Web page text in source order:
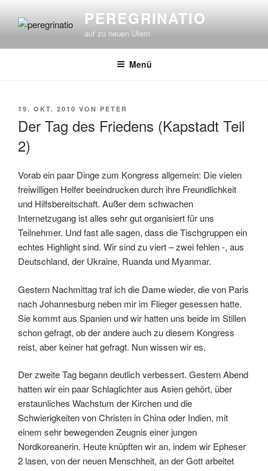
Inhalt
PEREGRINATIO
auf zu neuen Ufern
Menü
VERÖFFENTLICHT
19. OKT. 2010 VON PETER
Der Tag des Friedens (Kapstadt Teil
2)
Vorab ein paar Dinge zum Kongress allgemein: Die vielen
freiwilligen Helfer beeindrucken durch ihre Freundlichkeit
und Hilfsbereitschaft. Außer dem schwachen
Internetzugang ist alles sehr gut organisiert für uns
Teilnehmer. Und fast alle sagen, dass die Tischgruppen ein
echtes Highlight sind. Wir sind zu viert – zwei fehlen -, aus
Deutschland, der Ukraine, Ruanda und Myanmar.
Gestern Nachmittag traf ich die Dame wieder, die von Paris
nach Johannesburg neben mir im Flieger gesessen hatte.
Sie kommt aus Spanien und wir hatten uns beide im Stillen
schon gefragt, ob der andere auch zu diesem Kongress
reist, aber keiner hat gefragt. Nun wissen wir es.
Der zweite Tag begann deutlich verbessert. Gestern Abend
hatten wir ein paar Schlaglichter aus Asien gehört, über
erstaunliches Wachstum der Kirchen und die
Schwierigkeiten von Christen in China oder Indien, mit
einem sehr bewegenden Zeugnis einer jungen
Nordkoreanerin. Heute knüpften wir an, indem wir Epheser
2 lasen, von der neuen Menschheit, an der Gott arbeitet